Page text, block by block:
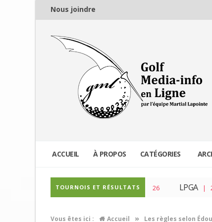
Nous joindre
ACCUEIL À PROPOS CATÉGORIES
TOURNOIS ET RÉSULTATS
PGA Tour | 04 Mar 2026 LPGA | 23 Fév
Vous êtes ici : Accueil » Les règles selon